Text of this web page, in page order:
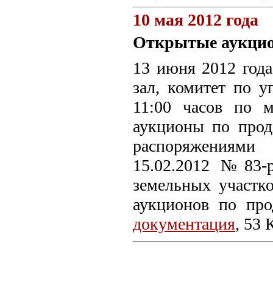
10 мая 2012 года
Открытые
13 июня 2012
зал, комитет по
11:00 часов по
аукционы по
15.02.2012 №83-
земельных
аукционов по
документация, 53